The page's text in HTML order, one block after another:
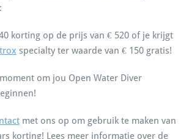
korting op de prijs van € 520 of je krijgt
specialty ter waarde van € 150 gratis!
om jou Open Water Diver
met ons op om gebruik te maken van
korting! Lees meer informatie over de